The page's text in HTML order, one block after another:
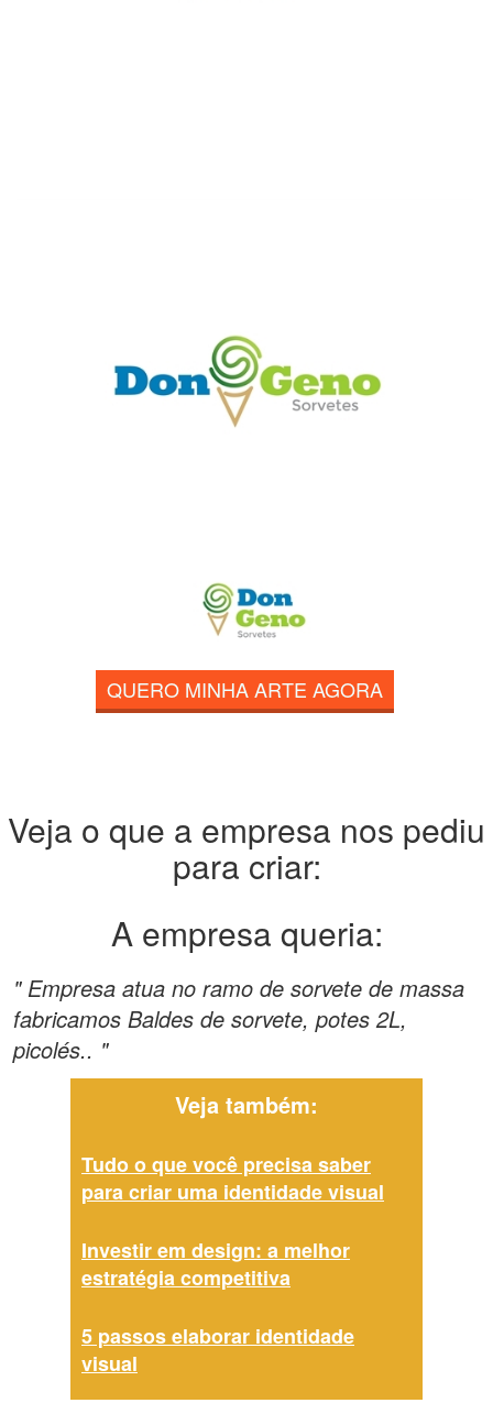
QUERO MINHA ARTE AGORA
Veja o que a empresa nos pediu
para criar:
A empresa queria:
" Empresa atua no ramo de sorvete de massa
fabricamos Baldes de sorvete, potes 2L,
picolés.. "
Veja também:
Tudo o que você precisa saber
para criar uma identidade visual
Investir em design: a melhor
estratégia competitiva
5 passos elaborar identidade
visual